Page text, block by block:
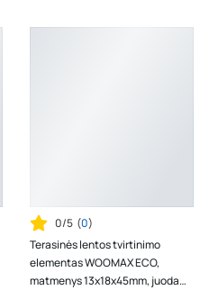
0/5 (0)
Terasinės lentos tvirtinimo
elementas WOOMAX ECO,
matmenys 13x18x45mm, juoda